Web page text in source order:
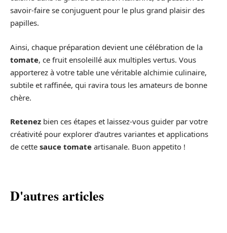
savoir-faire se conjuguent pour le plus grand plaisir des
papilles.
Ainsi, chaque préparation devient une célébration de la
tomate, ce fruit ensoleillé aux multiples vertus. Vous
apporterez à votre table une véritable alchimie culinaire,
subtile et raffinée, qui ravira tous les amateurs de bonne
chère.
Retenez bien ces étapes et laissez-vous guider par votre
créativité pour explorer d’autres variantes et applications
de cette sauce tomate artisanale. Buon appetito !
D'autres articles